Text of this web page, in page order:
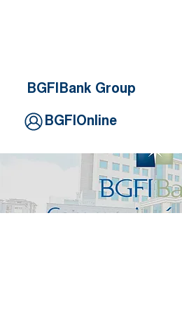
BGFIBank Group
BGFIOnline